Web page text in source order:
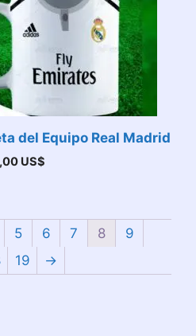
del Equipo Real Madrid
US$
5 6 7 8
9
19 →